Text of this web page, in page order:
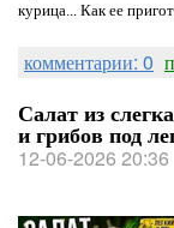
курица... Как ее
комментарии: 0
Салат из
и грибов под
12-06-2026 20:36